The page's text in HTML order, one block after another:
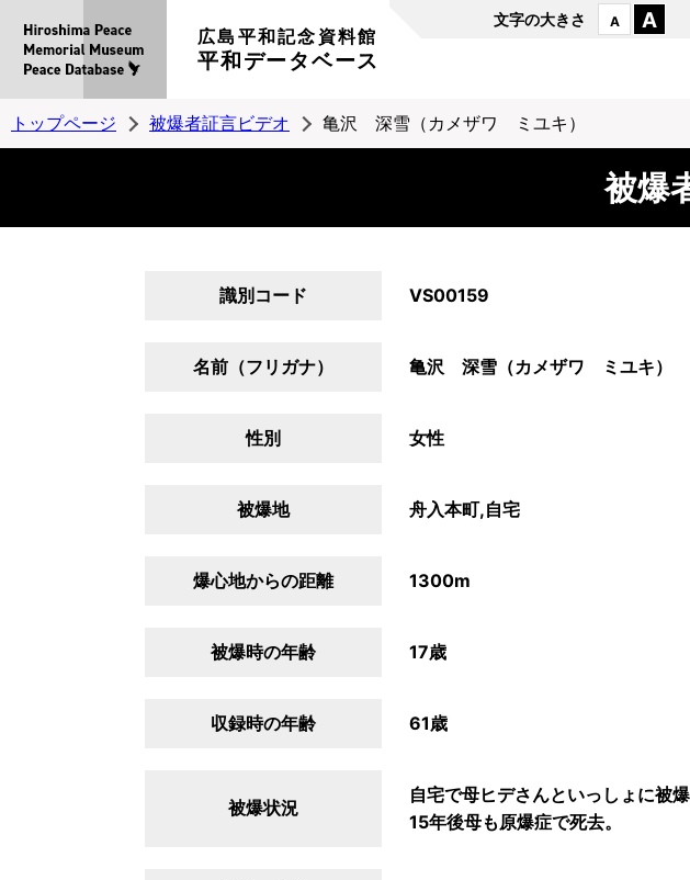
広島平和記念資料館
平和データベース
文字の大きさ A A
トップページ 被爆者証言ビデオ 亀沢 深雪（カメザワ ミユキ）
被爆
識別コード VS00159
名前（フリガナ） 亀沢 深雪（カメザワ ミユキ）
性別 女性
被爆地 舟入本町,自宅
爆心地からの距離 1300m
被爆時の年齢 17歳
収録時の年齢 61歳
被爆状況
自宅で母ヒデさんといっしょに被
15年後母も原爆症で死去。